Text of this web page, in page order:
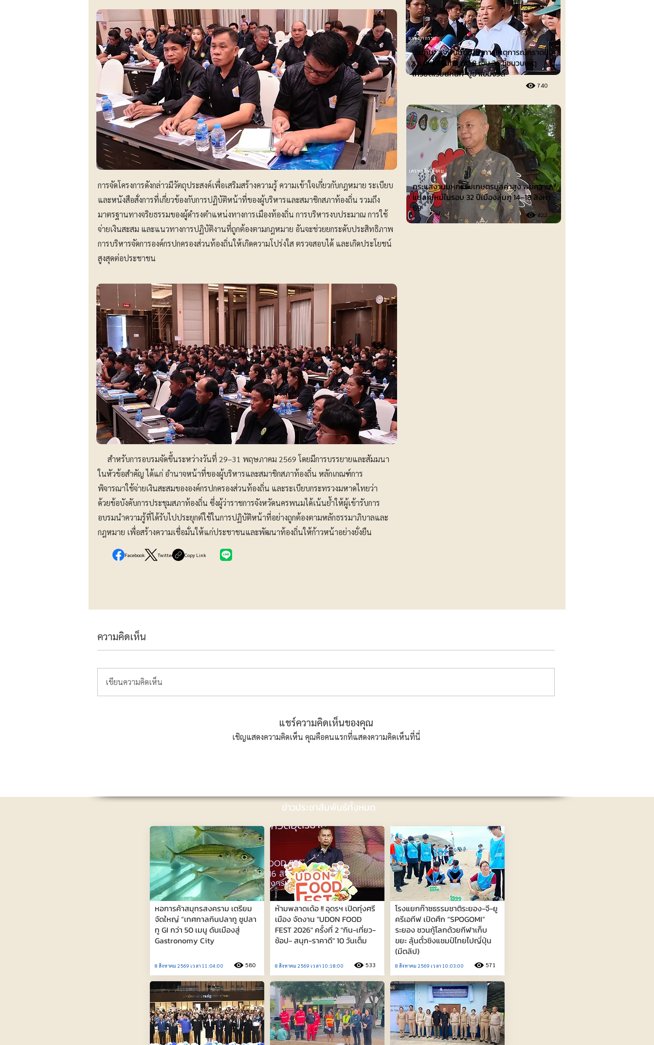
การจัดโครงการดังกล่าวมีวัตถุประสงค์เพื่อเสริมสร้างความรู้ ความเข้าใจเกี่ยวกับกฎหมาย ระเบียบ
และหนังสือสั่งการที่เกี่ยวข้องกับการปฏิบัติหน้าที่ของผู้บริหารและสมาชิกสภาท้องถิ่น รวมถึง
มาตรฐานทางจริยธรรมของผู้ดำรงตำแหน่งทางการเมืองท้องถิ่น การบริหารงบประมาณ การใช้
จ่ายเงินสะสม และแนวทางการปฏิบัติงานที่ถูกต้องตามกฎหมาย อันจะช่วยยกระดับประสิทธิภาพ
การบริหารจัดการองค์กรปกครองส่วนท้องถิ่นให้เกิดความโปร่งใส ตรวจสอบได้ และเกิดประโยชน์
สูงสุดต่อประชาชน
สำหรับการอบรมจัดขึ้นระหว่างวันที่ 29–31 พฤษภาคม 2569 โดยมีการบรรยายและสัมมนา
ในหัวข้อสำคัญ ได้แก่ อำนาจหน้าที่ของผู้บริหารและสมาชิกสภาท้องถิ่น หลักเกณฑ์การ
พิจารณาใช้จ่ายเงินสะสมขององค์กรปกครองส่วนท้องถิ่น และระเบียบกระทรวงมหาดไทยว่า
ด้วยข้อบังคับการประชุมสภาท้องถิ่น ซึ่งผู้ว่าราชการจังหวัดนครพนมได้เน้นย้ำให้ผู้เข้ารับการ
อบรมนำความรู้ที่ได้รับไปประยุกต์ใช้ในการปฏิบัติหน้าที่อย่างถูกต้องตามหลักธรรมาภิบาลและ
กฎหมาย เพื่อสร้างความเชื่อมั่นให้แก่ประชาชนและพัฒนาท้องถิ่นให้ก้าวหน้าอย่างยั่งยืน
Facebook Twitter Copy Link
"อนุทิน" ลงพื้นที่บัญชาการเหตุการณ์กราดยิง
ร.ร.เทพศิรินทร์ ดับ 8 เจ็บ 36 ชี้ชนวนเหตุ
เครียดเรียนหนัก-ปู่ย่าเข้มงวด
อาชญากรรม
740
กระแสงานมหกรรมเกษตรมูลค่าสูง พบความ
แปลกใหม่ในรอบ 32 ปีเมืองลุ่มภู 14–18 สิงหา
69
422
เศรษฐกิจ-สังคม
ความคิดเห็น
เขียนความคิดเห็น
แชร์ความคิดเห็นของคุณ
เชิญแสดงความคิดเห็น คุณคือคนแรกที่แสดงความคิดเห็นที่นี่
ข่าวประชาสัมพันธ์ทั้งหมด
หอการค้าสมุทรสงคราม เตรียม
จัดใหญ่ “เทศกาลกินปลาทู ชูปลา
ทู GI กว่า 50 เมนู ดันเมืองสู่
Gastronomy City
8 สิงหาคม 2569 เวลา 11:04:00 580
ห้ามพลาดเด้อ !! อุดรฯ เปิดทุ่งศรี
เมือง จัดงาน "UDON FOOD
FEST 2026" ครั้งที่ 2 "กิน-เที่ยว-
ช้อป- สนุก-ราคาดี" 10 วันเต็ม
8 สิงหาคม 2569 เวลา 10:18:00 533
โรงแยกก๊าซธรรมชาติระยอง-จี-ยู
ครีเอทีฟ เปิดศึก “SPOGOMI”
ระยอง ชวนกู้โลกด้วยกีฬาเก็บ
ขยะ ลุ้นตั๋วชิงแชมป์ไทยไปญี่ปุ่น
(มีตลิป)
8 สิงหาคม 2569 เวลา 10:03:00 571